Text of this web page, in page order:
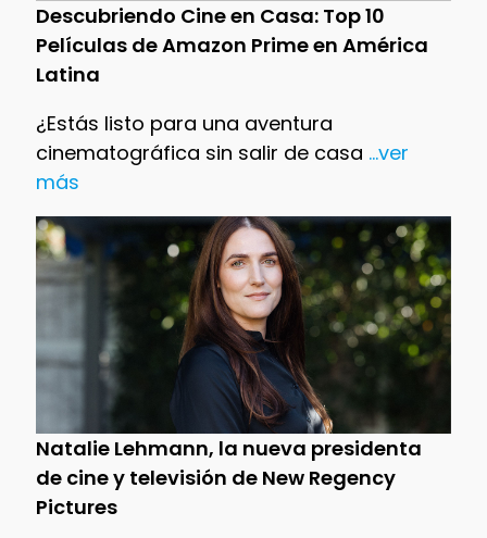
Descubriendo Cine en Casa: Top 10
Películas de Amazon Prime en América
Latina
¿Estás listo para una aventura
cinematográfica sin salir de casa ...ver
más
Natalie Lehmann, la nueva presidenta
de cine y televisión de New Regency
Pictures